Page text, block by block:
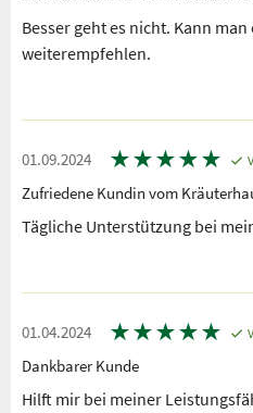
Besser geht es nicht. Kann
weiterempfehlen.
01.09.2024 ★★★★★
Zufriedene Kundin vom
Tägliche Unterstützung bei
01.04.2024 ★★★★★
Dankbarer Kunde
Hilft mir bei meiner